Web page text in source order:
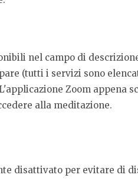
nel campo di
(tutti i servizi sono
Zoom appena
alla meditazione.
disattivato per evitare di